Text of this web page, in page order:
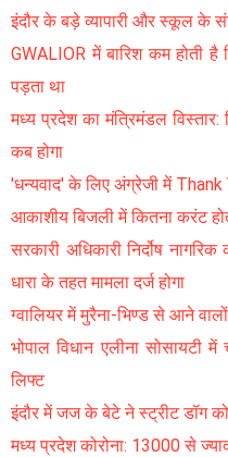
इंदौर के बड़े व्यापारी और स्कूल के
GWALIOR में बारिश कम होती
पड़ता था
मध्य प्रदेश का मंत्रिमंडल
कब होगा
'धन्यवाद' के लिए अंग्रेजी में
आकाशीय बिजली में कितना करंट
सरकारी अधिकारी निर्दोष
धारा के तहत मामला दर्ज होगा
ग्वालियर में मुरैना-भिण्ड से आने
भोपाल विधान एलीना सोसायटी
लिफ्ट
इंदौर में जज के बेटे ने स्ट्रीट डॉग को
मध्य प्रदेश कोरोना: 13000 से